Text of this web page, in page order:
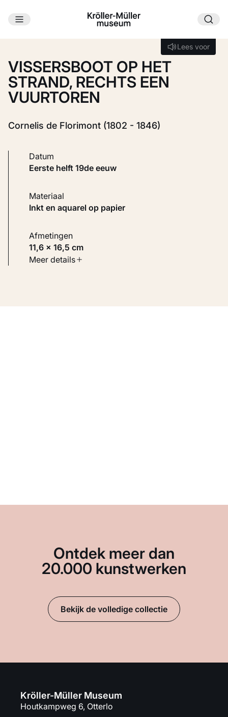
Ga naar hoofdinhoud
Lees voor
Lees voor
VISSERSBOOT OP HET
STRAND, RECHTS EEN
VUURTOREN
Cornelis de Florimont (1802 - 1846)
Datum
eerste helft 19de eeuw
Materiaal
Inkt en aquarel op papier
Afmetingen
11,6 × 16,5 cm
Soort werk
Meer details
Ontdek meer dan
20.000 kunstwerken
Bekijk de volledige collectie
Kröller-Müller Museum
Houtkampweg 6, Otterlo